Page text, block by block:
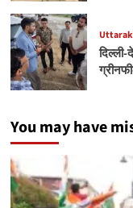
दिल्ली-
You may have